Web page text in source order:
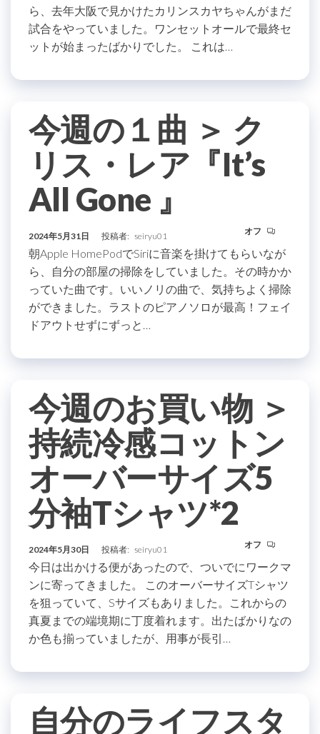
ら、去年大阪で見かけたカリンスカヤちゃんがまだ
試合をやっていました。ワンセットオールで最終セ
ットが始まったばかりでした。 これは…
今週の１曲 ＞ ク
リス・レア『It’s
All Gone 』
2024年5月31日 投稿者: seiryu01 オフ
朝Apple HomePodでSiriに音楽を掛けてもらいなが
ら、自分の部屋の掃除をしていました。その時かか
っていた曲です。いいノリの曲で、気持ちよく掃除
ができました。ラストのピアノソロが最高！フェイ
ドアウトせずにずっと…
今週のお買い物 ＞
持続冷感コットン
オーバーサイズ5
分袖Tシャツ*2
2024年5月30日 投稿者: seiryu01 オフ
今日は出かける便があったので、ついでにワークマ
ンに寄ってきました。 このオーバーサイズTシャツ
を狙っていて、Sサイズもありました。これからの
真夏までの端境期に丁度着れます。出たばかりなの
か色も揃っていましたが、用事が長引…
自分のライフスタ